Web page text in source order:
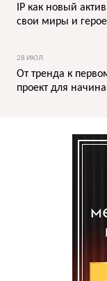
IP как новый
свои миры и
28 ИЮЛ
От тренда к
проект для